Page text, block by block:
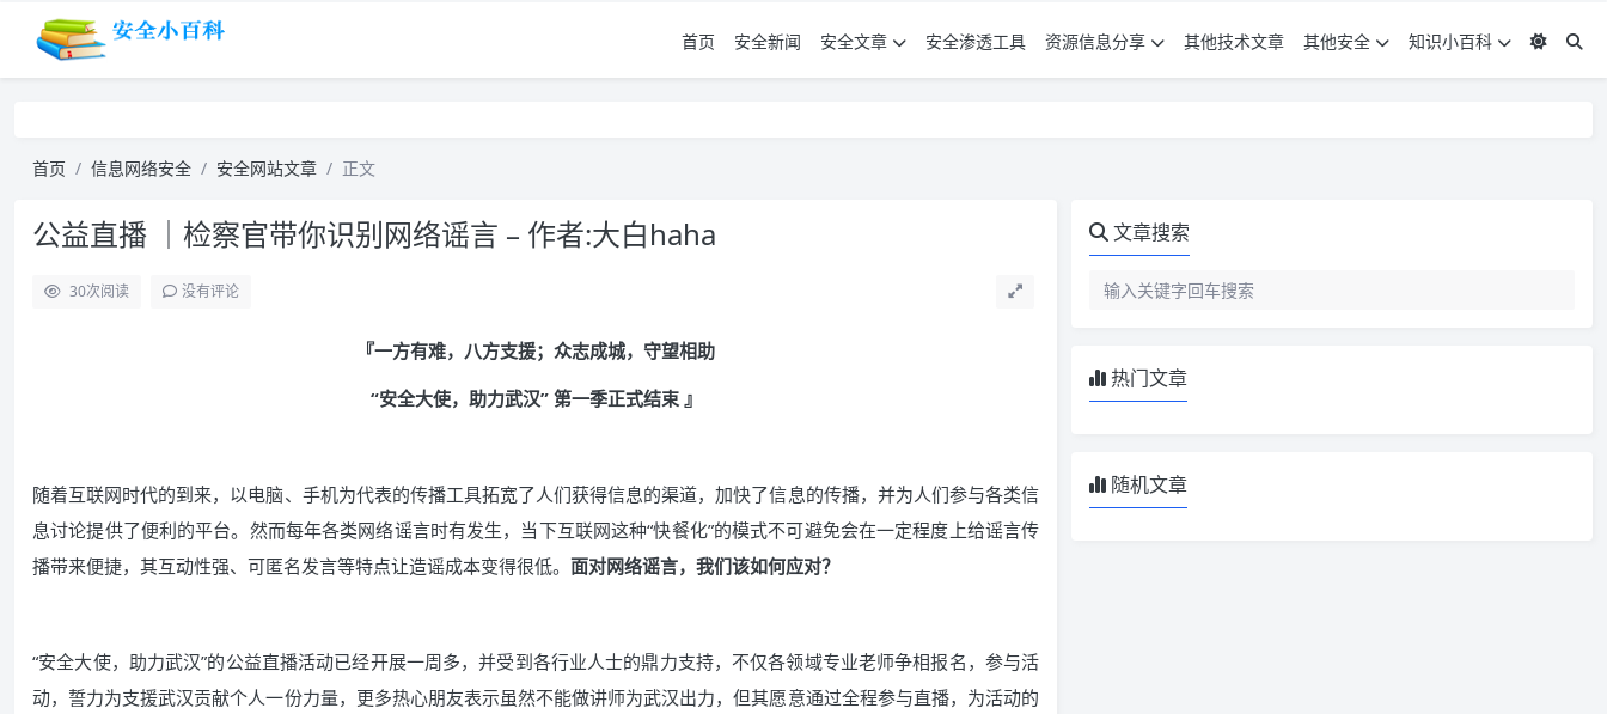
首页 安全新闻 安全文章 安全渗透工具 资源信息分享 其他技术文章 其他安全 知识小百科
首页 信息网络安全 安全网站文章 正文
公益直播 ｜检察官带你识别网络谣言 – 作者:大白haha
30次阅读 没有评论
『一方有难，八方支援；众志成城，守望相助
“安全大使，助力武汉” 第一季正式结束 』
随着互联网时代的到来，以电脑、手机为代表的传播工具拓宽了人们获得信息的渠道，加快了信息的传播，并为人们参与各类信
息讨论提供了便利的平台。然而每年各类网络谣言时有发生，当下互联网这种“快餐化”的模式不可避免会在一定程度上给谣言传
播带来便捷，其互动性强、可匿名发言等特点让造谣成本变得很低。 面对网络谣言，我们该如何应对？
“安全大使，助力武汉”的公益直播活动已经开展一周多，并受到各行业人士的鼎力支持，不仅各领域专业老师争相报名，参与活
动，誓力为支援武汉贡献个人一份力量，更多热心朋友表示虽然不能做讲师为武汉出力，但其愿意通过全程参与直播，为活动的
文章搜索
热门文章
随机文章